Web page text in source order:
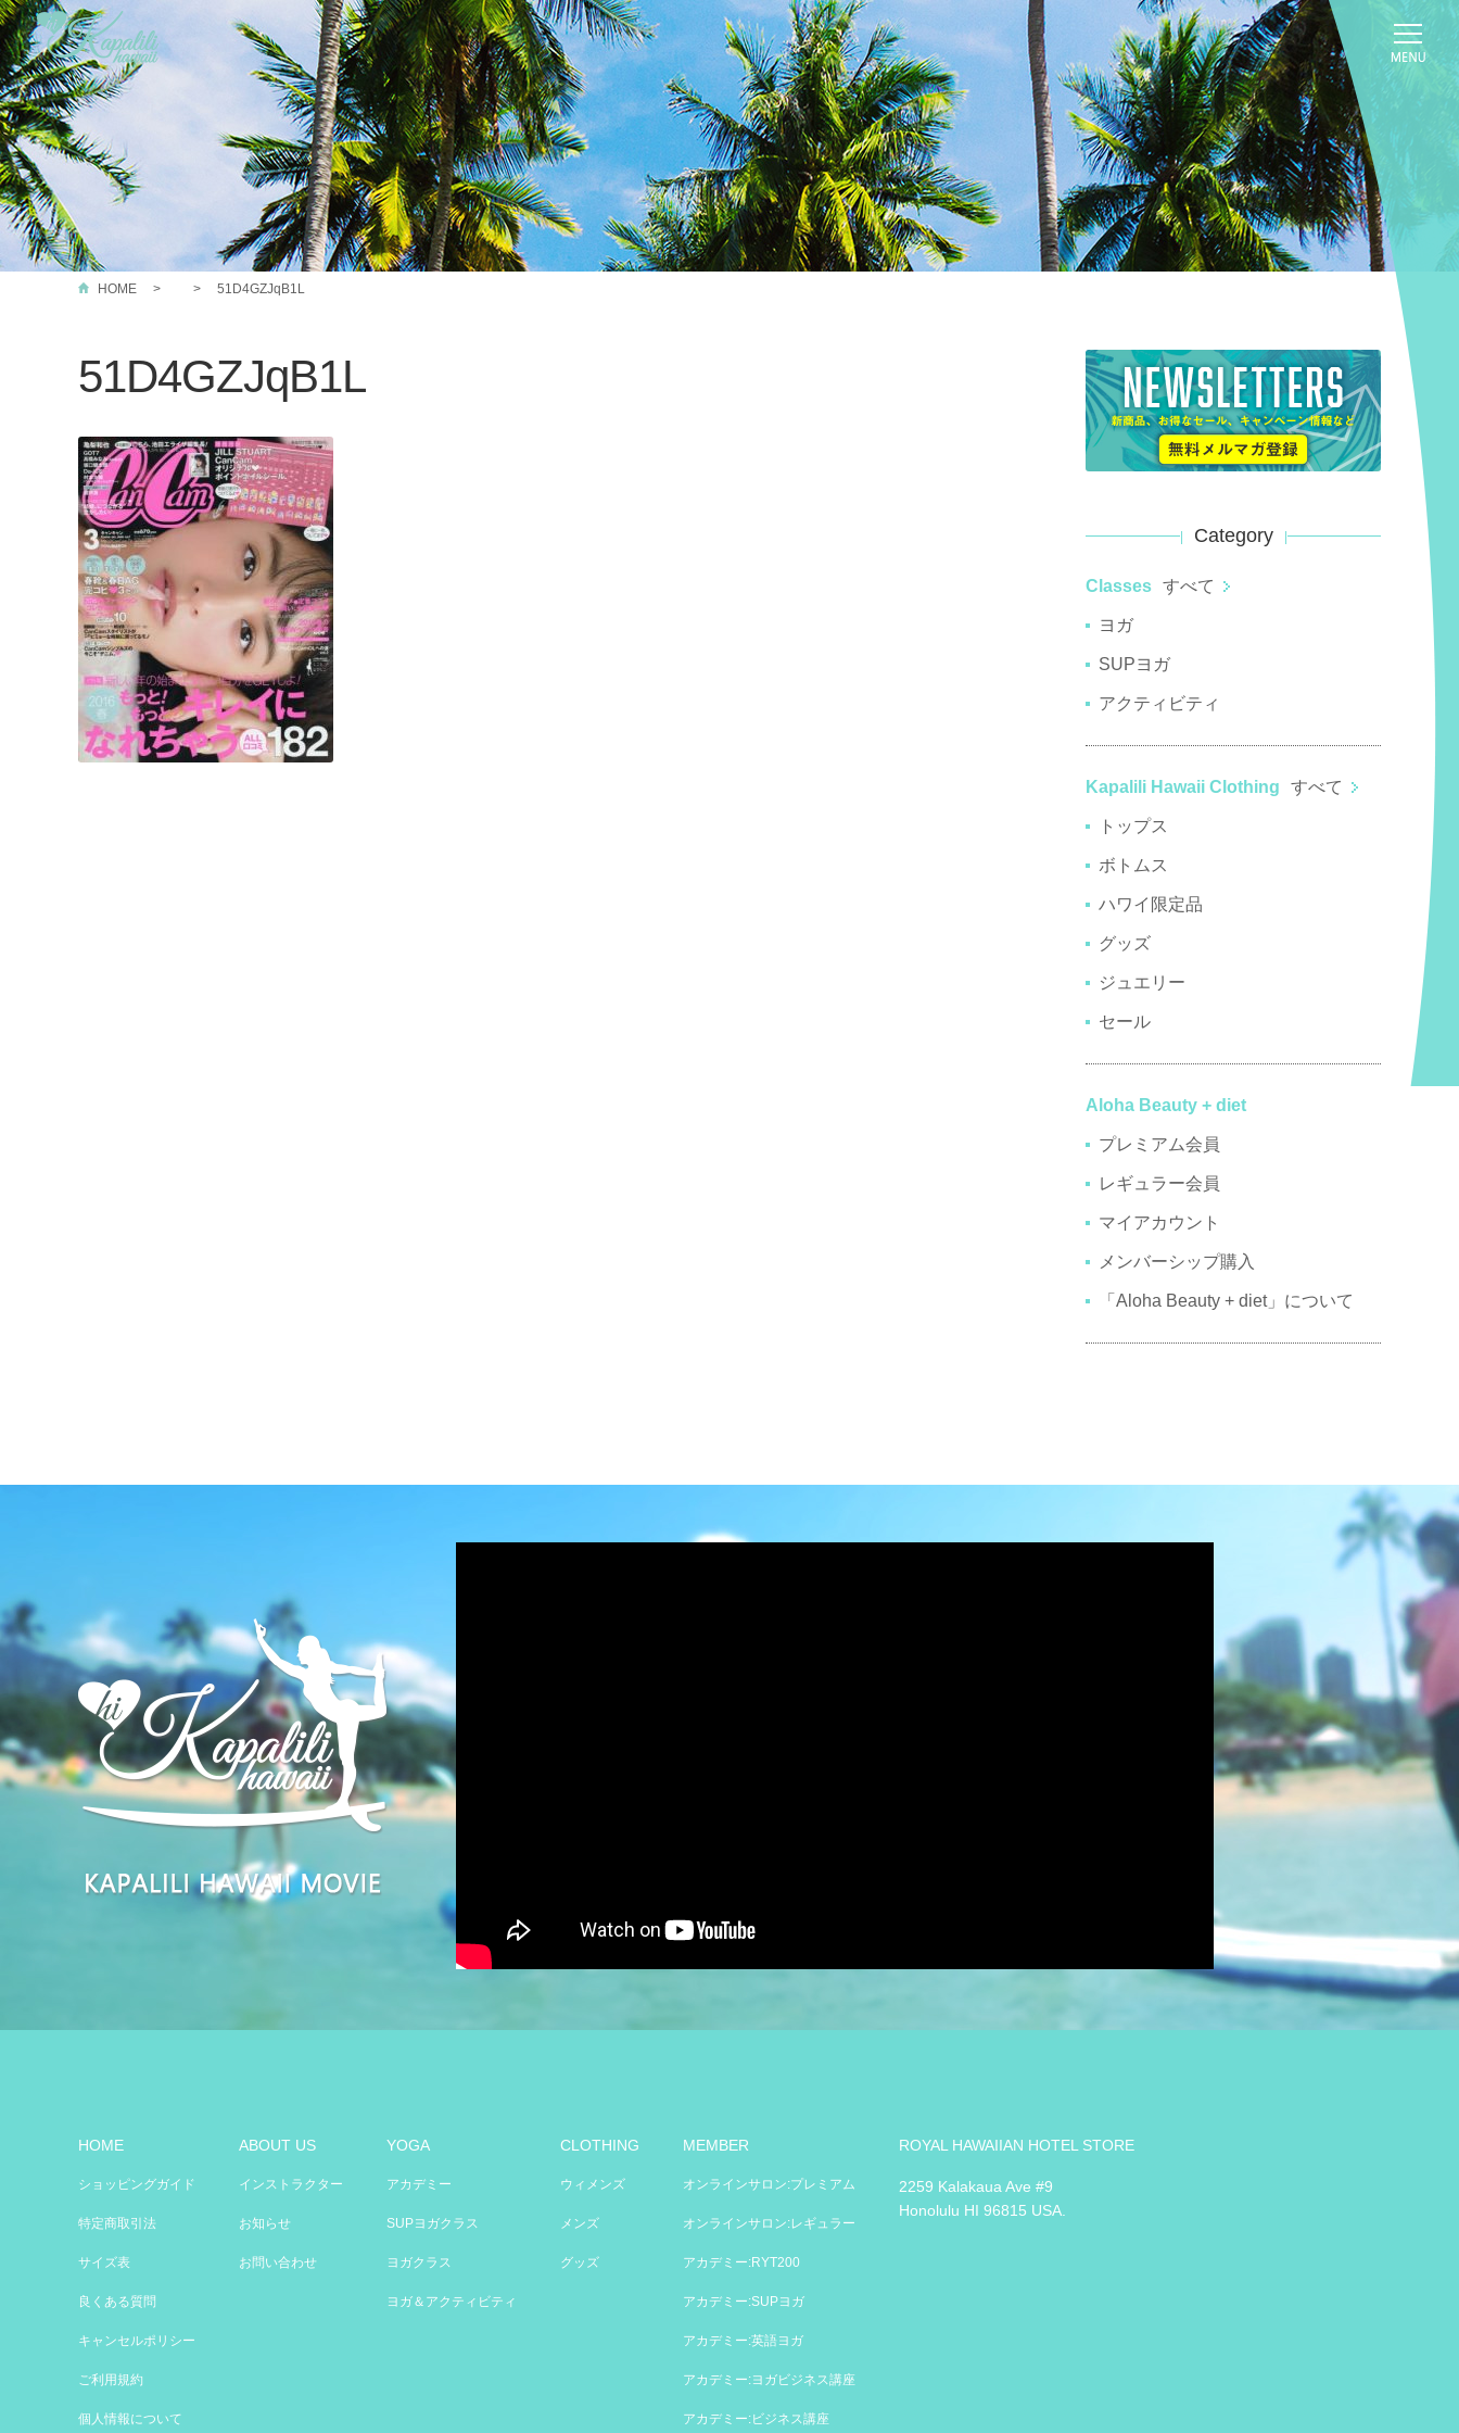
HOME 51D4GZJqB1L
51D4GZJqB1L
Category
Classes すべて
ヨガ
SUPヨガ
アクティビティ
Kapalili Hawaii Clothing すべて
トップス
ボトムス
ハワイ限定品
グッズ
ジュエリー
セール
Aloha Beauty + diet
プレミアム会員
レギュラー会員
マイアカウント
メンバーシップ購入
「Aloha Beauty + diet」について
HOME
ショッピングガイド
特定商取引法
サイズ表
良くある質問
キャンセルポリシー
ご利用規約
個人情報について
ABOUT US
インストラクター
お知らせ
お問い合わせ
YOGA
アカデミー
SUPヨガクラス
ヨガクラス
ヨガ＆アクティビティ
CLOTHING
ウィメンズ
メンズ
グッズ
MEMBER
オンラインサロン:プレミアム
オンラインサロン:レギュラー
アカデミー:RYT200
アカデミー:SUPヨガ
アカデミー:英語ヨガ
アカデミー:ヨガビジネス講座
アカデミー:ビジネス講座
ROYAL HAWAIIAN HOTEL STORE
2259 Kalakaua Ave #9
Honolulu HI 96815 USA.